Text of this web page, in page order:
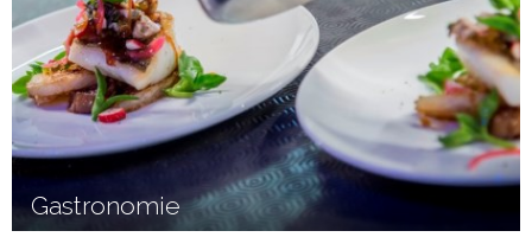
Gastronomie